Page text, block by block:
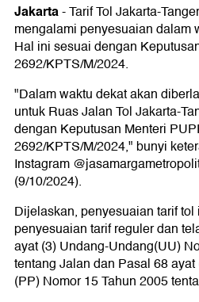
Jakarta-Tarif Tol Jakarta-
mengalami penyesuaian dalam
Hal ini sesuai dengan
2692/KPTS/M/2024.
"Dalam waktu dekat akan
untuk Ruas Jalan Tol Jakarta-
dengan Keputusan Menteri
2692/KPTS/M/2024," bunyi
Instagram
(9/10/2024).
Dijelaskan, penyesuaian tarif
penyesuaian tarif reguler dan
ayat (3) Undang-Undang(UU)
tentang Jalan dan Pasal 68
(PP) Nomor 15 Tahun 2005